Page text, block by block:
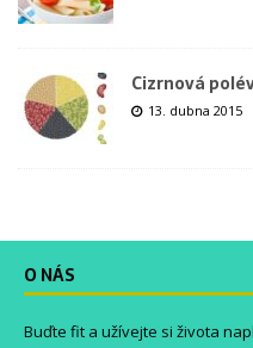
Cizrnová
13. dubna 2015
O NÁS
Buďte fit a užívejte si života